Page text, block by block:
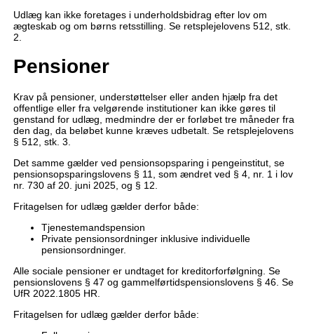
Udlæg kan ikke foretages i underholdsbidrag efter lov om
ægteskab og om børns retsstilling. Se retsplejelovens 512, stk.
2.
Pensioner
Krav på pensioner, understøttelser eller anden hjælp fra det
offentlige eller fra velgørende institutioner kan ikke gøres til
genstand for udlæg, medmindre der er forløbet tre måneder fra
den dag, da beløbet kunne kræves udbetalt. Se retsplejelovens
§ 512, stk. 3.
Det samme gælder ved pensionsopsparing i pengeinstitut, se
pensionsopsparingslovens § 11, som ændret ved § 4, nr. 1 i lov
nr. 730 af 20. juni 2025, og § 12.
Fritagelsen for udlæg gælder derfor både:
Tjenestemandspension
Private pensionsordninger inklusive individuelle
pensionsordninger.
Alle sociale pensioner er undtaget for kreditorforfølgning. Se
pensionslovens § 47 og gammelførtidspensionslovens § 46. Se
UfR 2022.1805 HR.
Fritagelsen for udlæg gælder derfor både: